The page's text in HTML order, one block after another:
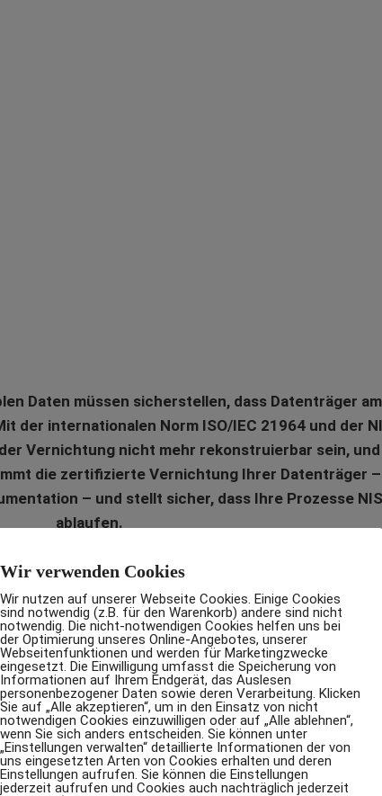
Daten müssen sicherstellen, dass Datenträger
der internationalen Norm ISO/IEC 21964 und der
Vernichtung nicht mehr rekonstruierbar sein,
die zertifizierte Vernichtung Ihrer Datenträger
– und stellt sicher, dass Ihre Prozesse
ablaufen.
IT-Entsorgung starten
Wir verwenden Cookies
Wir nutzen auf unserer Webseite Cookies. Einige Cookies
sind notwendig (z.B. für den Warenkorb) andere sind nicht
notwendig. Die nicht-notwendigen Cookies helfen uns bei
der Optimierung unseres Online-Angebotes, unserer
Webseitenfunktionen und werden für Marketingzwecke
eingesetzt. Die Einwilligung umfasst die Speicherung von
Informationen auf Ihrem Endgerät, das Auslesen
personenbezogener Daten sowie deren Verarbeitung. Klicken
Sie auf „Alle akzeptieren“, um in den Einsatz von nicht
notwendigen Cookies einzuwilligen oder auf „Alle ablehnen“,
wenn Sie sich anders entscheiden. Sie können unter
„Einstellungen verwalten“ detaillierte Informationen der von
uns eingesetzten Arten von Cookies erhalten und deren
Einstellungen aufrufen. Sie können die Einstellungen
jederzeit aufrufen und Cookies auch nachträglich jederzeit